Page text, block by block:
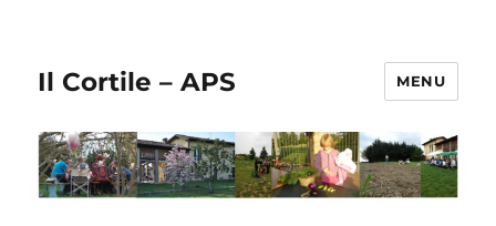
Il Cortile – APS MENU